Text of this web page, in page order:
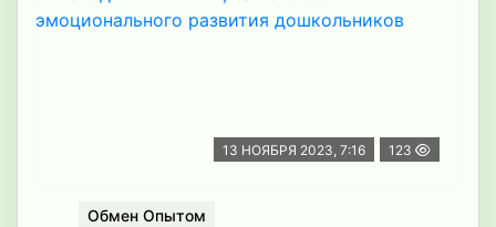
13 НОЯБРЯ 2023, 7:16 123
Обмен Опытом